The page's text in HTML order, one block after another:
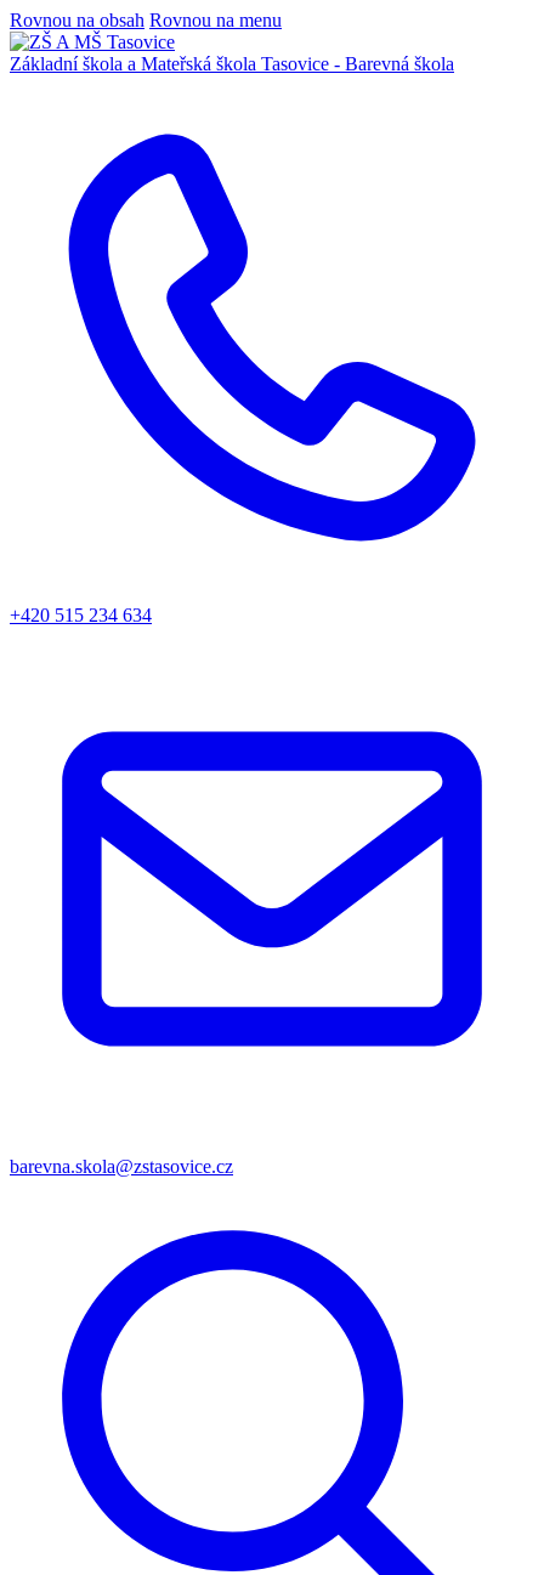
Rovnou na obsah Rovnou na menu
Základní škola a Mateřská škola Tasovice - Barevná škola
+420 515 234 634
barevna.skola@zstasovice.cz